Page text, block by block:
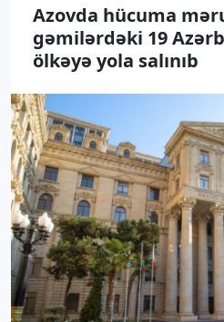
Azovda hücuma
gəmilərdəki 19
ölkəyə yola salınıb